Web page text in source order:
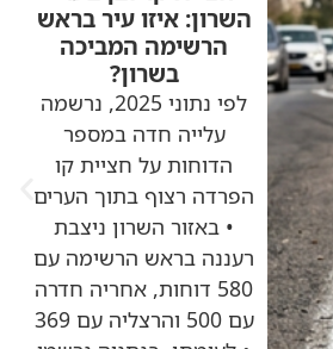
השרון: איזו עיר בראש
הרשימה המביכה
בשרון?
לפי נתוני 2025, נרשמה
עלייה חדה במספר
הדוחות על חציית קו
הפרדה רצוף בתוך הערים
• באזור השרון ניצבת
רעננה בראש הרשימה עם
580 דוחות, אחריה חדרה
עם 500 והרצליה עם 369